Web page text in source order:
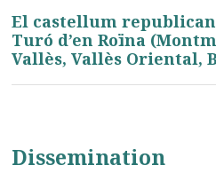
El castellum
Turó d’en Roïna
Vallès, Vallès Oriental,
Dissemination